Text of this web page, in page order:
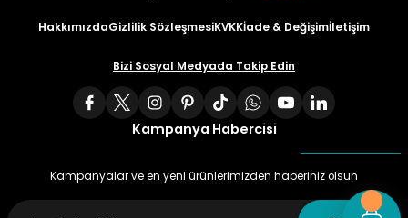
HakkımızdaGizlilik SözleşmesiKVKKİade & Değişimİletişim
Bizi Sosyal Medyada Takip Edin
Kampanya Habercisi
Kampanyalar ve en yeni ürünlerimizden haberiniz olsun